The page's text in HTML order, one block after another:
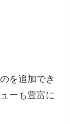
を追加でき
ーも豊富に